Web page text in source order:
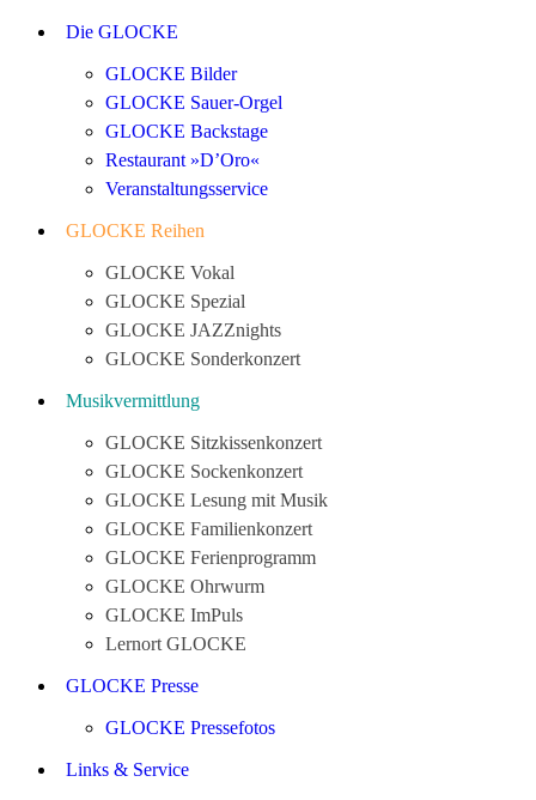
Die GLOCKE
GLOCKE Bilder
GLOCKE Sauer-Orgel
GLOCKE Backstage
Restaurant »D’Oro«
Veranstaltungsservice
GLOCKE Reihen
GLOCKE Vokal
GLOCKE Spezial
GLOCKE JAZZnights
GLOCKE Sonderkonzert
Musikvermittlung
GLOCKE Sitzkissenkonzert
GLOCKE Sockenkonzert
GLOCKE Lesung mit Musik
GLOCKE Familienkonzert
GLOCKE Ferienprogramm
GLOCKE Ohrwurm
GLOCKE ImPuls
Lernort GLOCKE
GLOCKE Presse
GLOCKE Pressefotos
Links & Service